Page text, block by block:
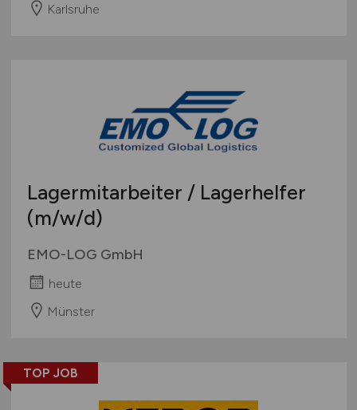
Karlsruhe
Lagermitarbeiter / Lagerhelfer
(m/w/d)
EMO-LOG GmbH
heute
Münster
TOP JOB